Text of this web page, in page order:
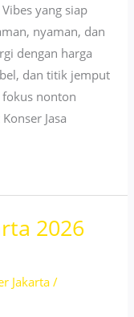
yang siap
nyaman, dan
dengan harga
dan titik jemput
fokus nonton
Jasa
2026
Jakarta /